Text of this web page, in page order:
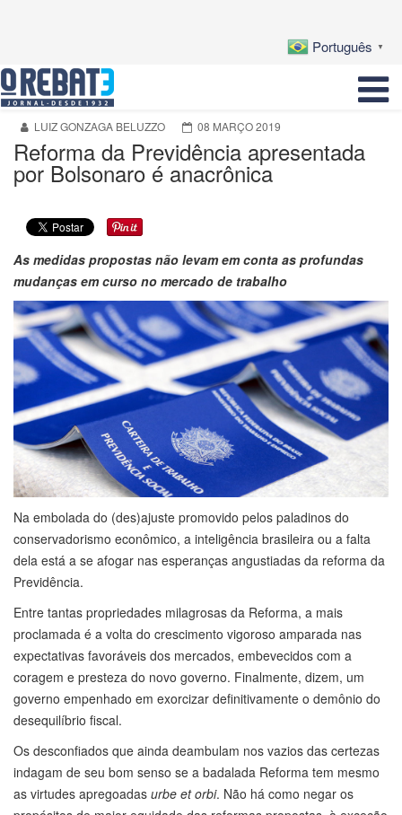
Português ▼
LUIZ GONZAGA BELUZZO 08 MARÇO 2019
Reforma da Previdência apresentada
por Bolsonaro é anacrônica
As medidas propostas não levam em conta as profundas
mudanças em curso no mercado de trabalho
Na embolada do (des)ajuste promovido pelos paladinos do
conservadorismo econômico, a inteligência brasileira ou a falta
dela está a se afogar nas esperanças angustiadas da reforma da
Previdência.
Entre tantas propriedades milagrosas da Reforma, a mais
proclamada é a volta do crescimento vigoroso amparada nas
expectativas favoráveis dos mercados, embevecidos com a
coragem e presteza do novo governo. Finalmente, dizem, um
governo empenhado em exorcizar definitivamente o demônio do
desequilíbrio fiscal.
Os desconfiados que ainda deambulam nos vazios das certezas
indagam de seu bom senso se a badalada Reforma tem mesmo
as virtudes apregoadas urbe et orbi. Não há como negar os